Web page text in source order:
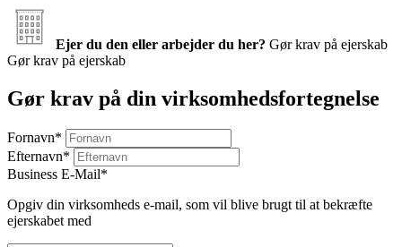
Ejer du den eller arbejder du her? Gør krav på ejerskab
Gør krav på ejerskab
Gør krav på din virksomhedsfortegnelse
Fornavn*
Efternavn*
Business E-Mail*
Opgiv din virksomheds e-mail, som vil blive brugt til at bekræfte
ejerskabet med